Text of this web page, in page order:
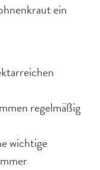
ein
regelmäßig
wichtige